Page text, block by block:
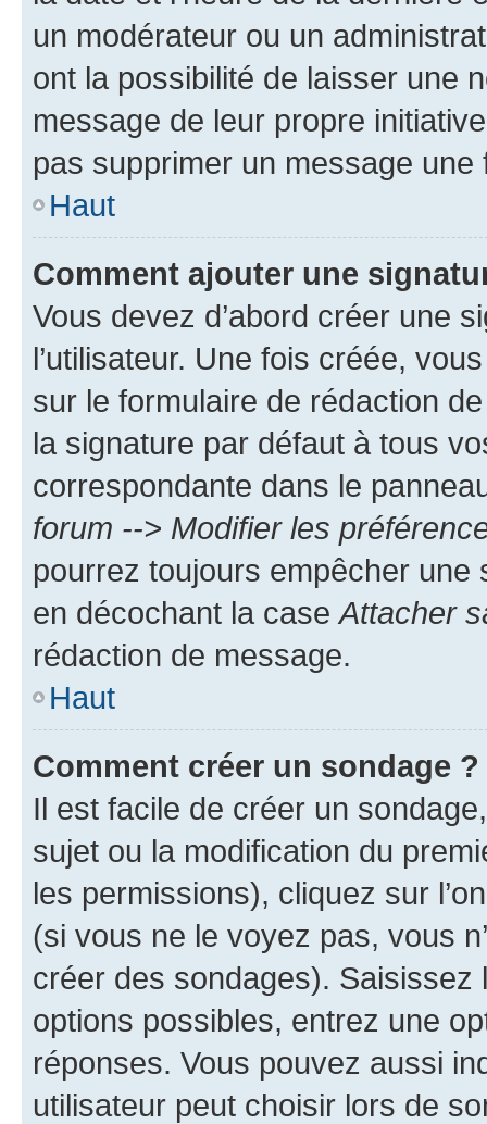
un modérateur ou un
ont la possibilité de laisser une
message de leur propre
pas supprimer un message une
Haut
Comment ajouter une
Vous devez d’abord créer une
l’utilisateur. Une fois créée,
sur le formulaire de rédaction
la signature par défaut à tous
correspondante dans le
forum --> Modifier les
pourrez toujours empêcher une
en décochant la case Attacher
rédaction de message.
Haut
Comment créer un sondage ?
Il est facile de créer un
sujet ou la modification du
les permissions), cliquez sur
(si vous ne le voyez pas, vous
créer des sondages).
options possibles, entrez une
réponses. Vous pouvez aussi
utilisateur peut choisir lors de